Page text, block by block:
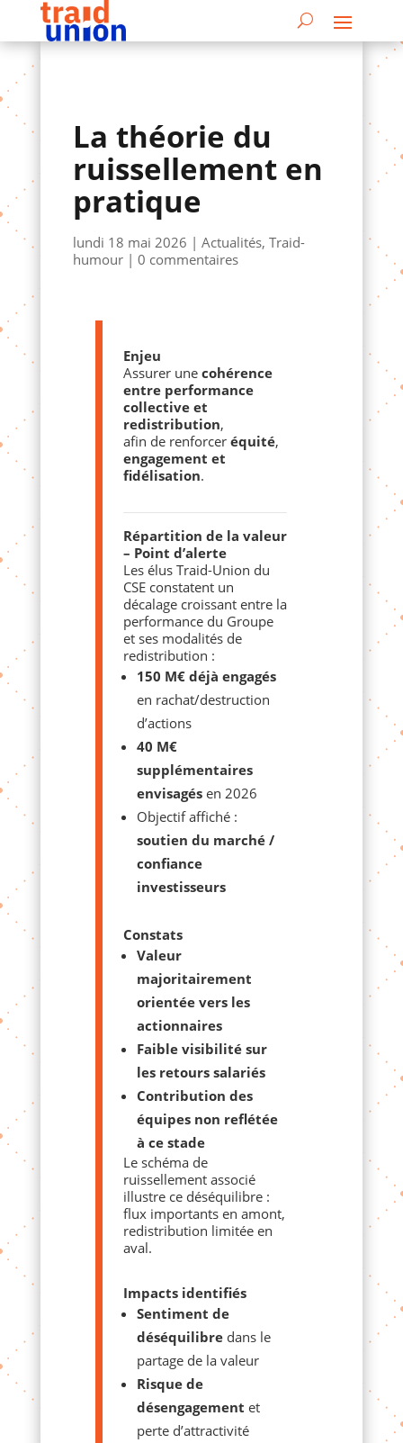
La théorie du
ruissellement en
pratique
lundi 18 mai 2026 | Actualités, Traid-
humour| 0 commentaires
Enjeu
Assurer une cohérence
entre performance
collective et
redistribution,
afin de renforcer équité,
engagement et
fidélisation.
Répartition de la valeur
– Point d’alerte
Les élus Traid-Union du
CSE constatent un
décalage croissant entre la
performance du Groupe
et ses modalités de
redistribution :
150 M€ déjà engagés
en rachat/destruction
d’actions
40 M€
supplémentaires
envisagésen 2026
Objectif affiché :
soutien du marché /
confiance
investisseurs
Constats
Valeur
majoritairement
orientée vers les
actionnaires
Faible visibilité sur
les retours salariés
Contribution des
équipes non reflétée
à ce stade
Le schéma de
ruissellement associé
illustre ce déséquilibre :
flux importants en amont,
redistribution limitée en
aval.
Impacts identifiés
Sentiment de
déséquilibredans le
partage de la valeur
Risque de
désengagement et
perte d’attractivité